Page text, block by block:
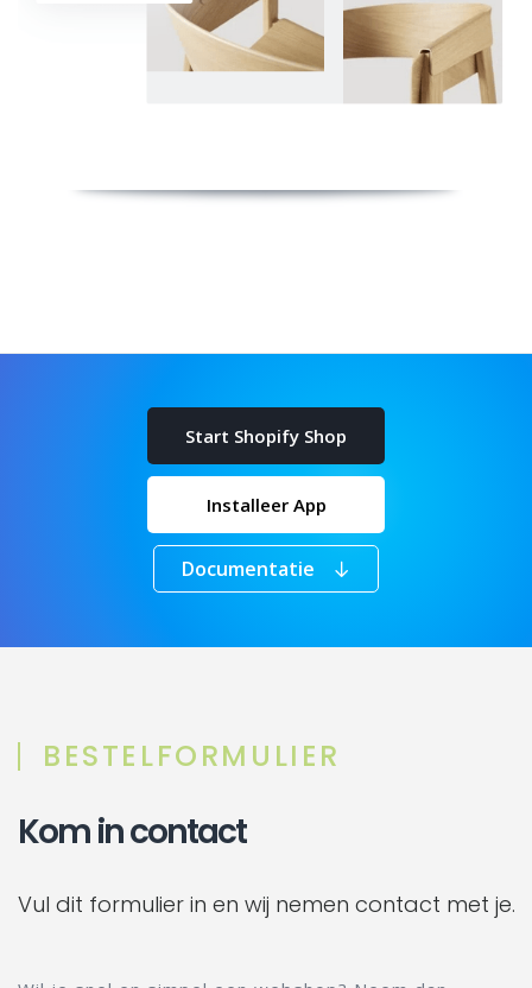
Start Shopify Shop
Installeer App
Documentatie
BESTELFORMULIER
Kom in contact
Vul dit formulier in en wij nemen contact met je.